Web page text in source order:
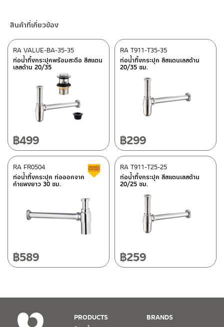
4. ห้ามใช้แปรง วัสดุแข็ง หยาบ ห้ามใช้ฝอยขัดทำความสะอาด ขัดหรือถู
ศูนย์บริการและอะไหล่ กรุงเทพฯ
662/61-62 ถนน พระราม3 แขวงบางโพงพาง เขตยานนาวา กรุงเทพฯ
โทร: 02-358-0080 / 080-075-8668 / 091-545-0556
ศูนย์บริการและอะไหล่ เชียงใหม่
118/33 โครงการอรสิริน ม.8 ต.สันปูเลย อ.ดอยสะเก็ด เชียงใหม่
โทร: 080-075-2626
วันจันทร์ – วันศุกร์ เวลา 8:30-17:30 น.
วันเสาร์ เวลา 8:30-15:00 น.
– Shopee
–Lazada
–ซื้อสินค้าชิ้นนี้บน Shopee>> คลิกที่นี่<<
–ซื้อสินค้าชิ้นนี้บน Lazada คลิกที่นี่<<
ติดต่อพนักงานขาย / Contact Sales Staff
โทร: 02-285-5795
@charnpaiboon.sales
สินค้าที่เกี่ยวข้อง
ท่อน้ำทิ้งกระปุกพร้อมสะดือ สีสแตน
เลสด้าน 20/35
RA VALUE-BA-35-35
฿499
ท่อน้ำทิ้งกระปุก สีสแตนเลสด้าน
20/35 ซม.
RA T911-T35-35
฿299
ท่อน้ำทิ้งกระปุก ท่อออกจาก
กำแพงยาว 30 ซม.
RA FR0504 สินค้าลดราคา เคลียร์สต็อก
฿589
ท่อน้ำทิ้งกระปุก สีสแตนเลสด้าน
20/25 ซม.
RA T911-T25-25
฿259
PRODUCTS
BRANDS